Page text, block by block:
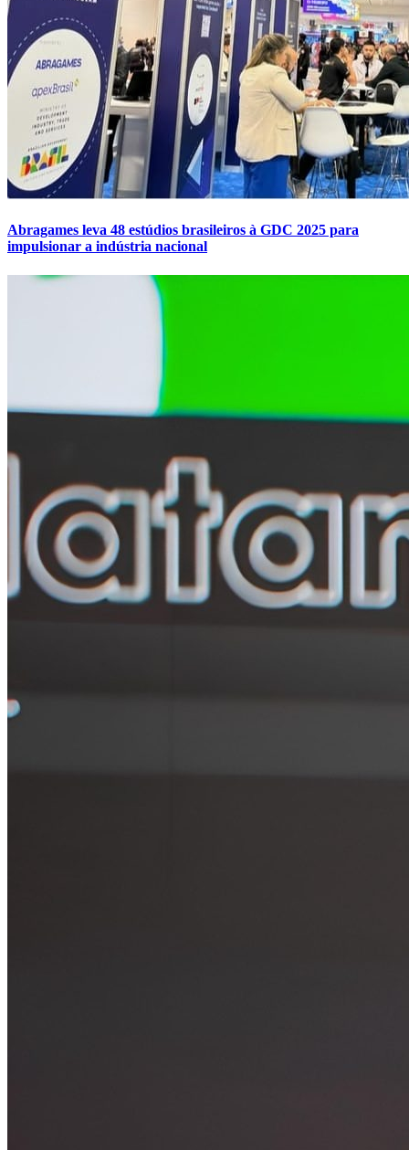
Abragames leva 48 estúdios brasileiros à GDC 2025 para
impulsionar a indústria nacional